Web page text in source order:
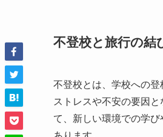
不登校と旅行の結
不登校とは、学校への
ストレスや不安の要因
て、新しい環境での学